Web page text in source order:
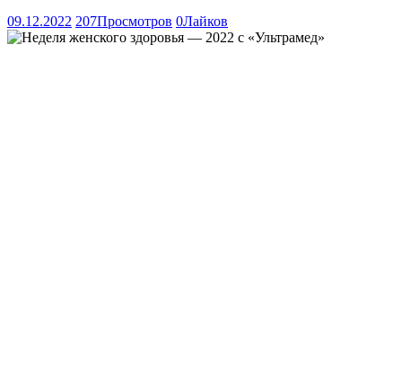
09.12.2022 207Просмотров 0Лайков